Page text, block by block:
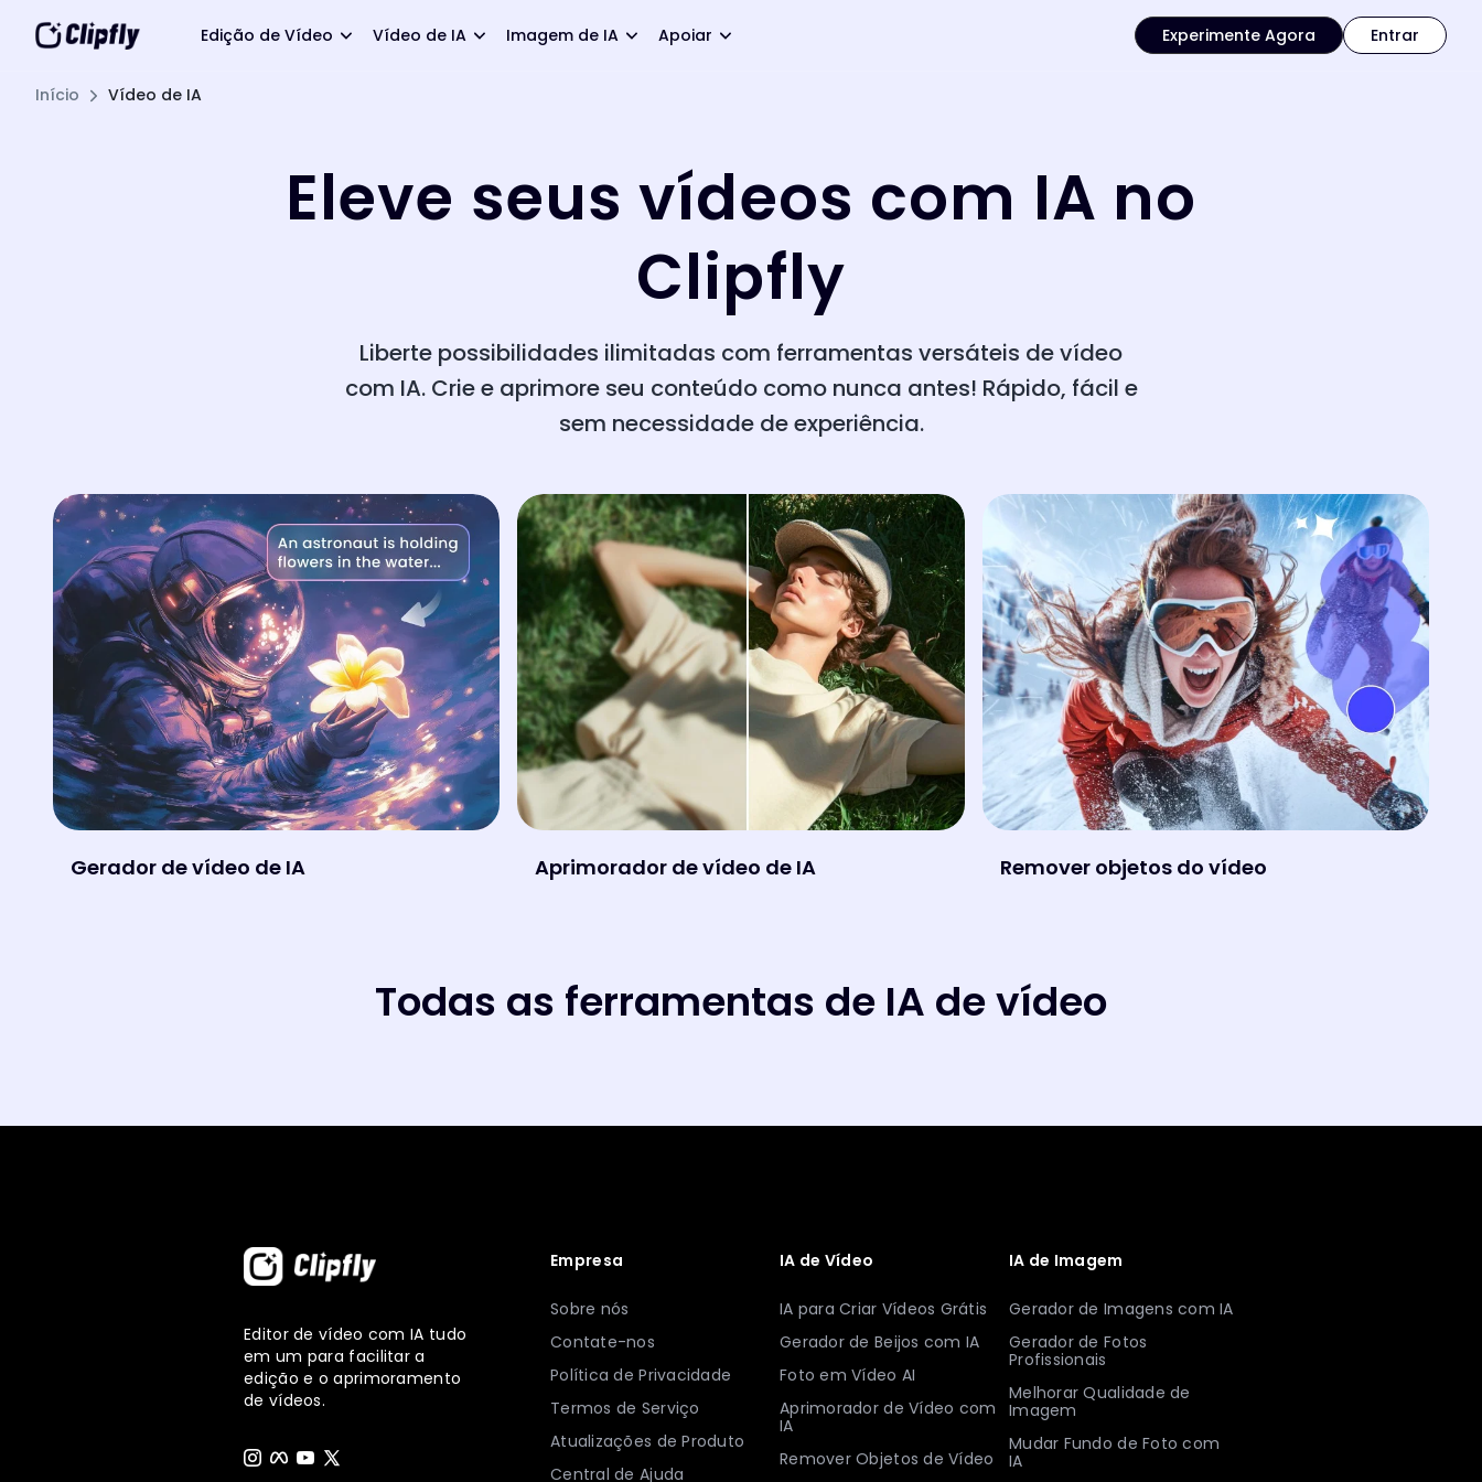
Edição de Vídeo Vídeo de IA Imagem de IA Apoiar Experimente Agora Entrar
Início Vídeo de IA
Eleve seus vídeos com IA no
Clipfly
Liberte possibilidades ilimitadas com ferramentas versáteis de vídeo
com IA. Crie e aprimore seu conteúdo como nunca antes! Rápido, fácil e
sem necessidade de experiência.
Gerador de vídeo de IA Aprimorador de vídeo de IA Remover objetos do vídeo
Todas as ferramentas de IA de vídeo
Editor de vídeo com IA tudo
em um para facilitar a
edição e o aprimoramento
de vídeos.
Empresa
Sobre nós
Contate-nos
Política de Privacidade
Termos de Serviço
Atualizações de Produto
Central de Ajuda
IA de Vídeo
IA para Criar Vídeos Grátis
Gerador de Beijos com IA
Foto em Vídeo AI
Aprimorador de Vídeo com
IA
Remover Objetos de Vídeo
IA de Imagem
Gerador de Imagens com IA
Gerador de Fotos
Profissionais
Melhorar Qualidade de
Imagem
Mudar Fundo de Foto com
IA